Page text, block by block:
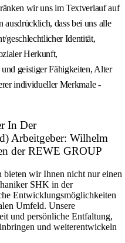
wir uns im Textverlauf auf
dass bei uns alle
geschlechtlicher Identität,
Herkunft,
geistiger Fähigkeiten, Alter
individueller Merkmale -
In Der
Arbeitgeber: Wilhelm
der REWE GROUP
wir Ihnen nicht nur einen
SHK in der
Entwicklungsmöglichkeiten
Umfeld. Unsere
und persönliche Entfaltung,
und weiterentwickeln